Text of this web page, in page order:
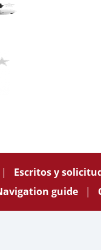
Escritos y
guide